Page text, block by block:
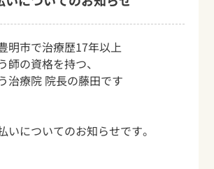
明市で治療歴17年以上
師の資格を持つ、
治療院 院長の藤田です
いについてのお知らせです。